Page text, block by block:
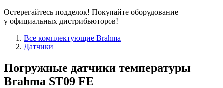
Остерегайтесь подделок! Покупайте оборудование
у официальных дистрибьюторов!
Все комплектующие Brahma
Датчики
Погружные датчики температуры
Brahma ST09 FE